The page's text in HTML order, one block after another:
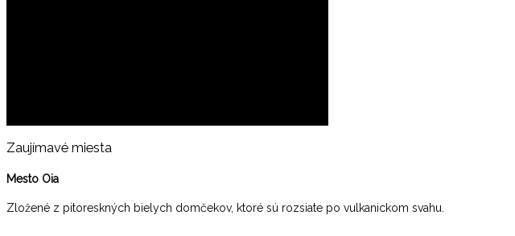
Zaujímavé miesta
Mesto Oia
Zložené z pitoreskných bielych domčekov, ktoré sú rozsiate po vulkanickom svahu.